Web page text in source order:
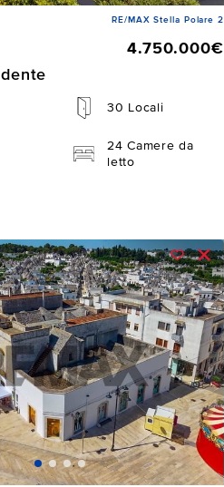
RE/MAX Stella Polare 2
4.750.000€
30 Locali
24 Camere da
letto